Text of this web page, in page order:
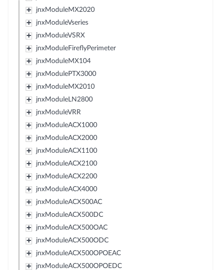
jnxModuleMX2020
jnxModuleVseries
jnxModuleVSRX
jnxModuleFireflyPerimeter
jnxModuleMX104
jnxModulePTX3000
jnxModuleMX2010
jnxModuleLN2800
jnxModuleVRR
jnxModuleACX1000
jnxModuleACX2000
jnxModuleACX1100
jnxModuleACX2100
jnxModuleACX2200
jnxModuleACX4000
jnxModuleACX500AC
jnxModuleACX500DC
jnxModuleACX500OAC
jnxModuleACX500ODC
jnxModuleACX500OPOEAC
jnxModuleACX500OPOEDC